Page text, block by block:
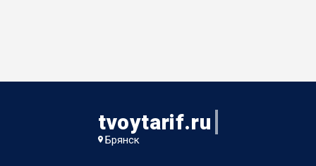
tvoytarif.ru
Брянск